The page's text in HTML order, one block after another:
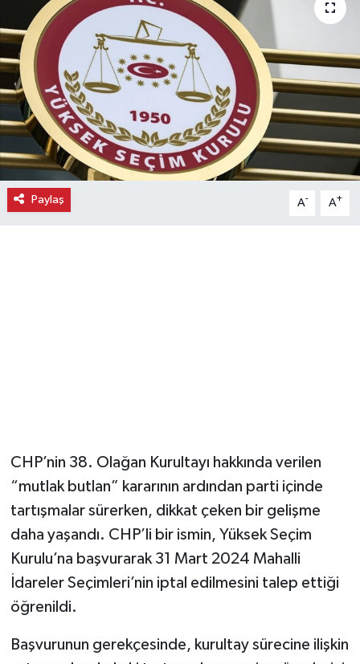
Paylaş A- A+
CHP’nin 38. Olağan Kurultayı hakkında verilen
“mutlak butlan” kararının ardından parti içinde
tartışmalar sürerken, dikkat çeken bir gelişme
daha yaşandı. CHP’li bir ismin, Yüksek Seçim
Kurulu’na başvurarak 31 Mart 2024 Mahalli
İdareler Seçimleri’nin iptal edilmesini talep ettiği
öğrenildi.
Başvurunun gerekçesinde, kurultay sürecine ilişkin
Emlak
Gündem
Gurme
Haber
İlçe Haberleri
Siyaset
Sonsöz Özel
Spor
Vasıta